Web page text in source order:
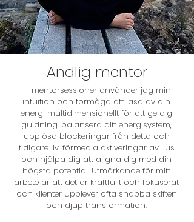
Andlig mentor
I mentorsessioner använder jag min
intuition och förmåga att läsa av din
energi multidimensionellt för att ge dig
guidning, balansera ditt energisystem,
upplösa blockeringar från detta och
tidigare liv, förmedla aktiveringar av ljus
och hjälpa dig att aligna dig med din
högsta potential. Utmärkande för mitt
arbete är att det är kraftfullt och fokuserat
och klienter upplever ofta snabba skiften
och djup transformation.